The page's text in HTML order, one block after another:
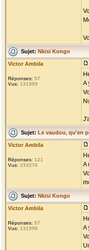
Sujet: Nkisi Kongo
Victor Ambila
Réponses: 57
Vus: 131999
A
Sujet: Le vaudou, qu'en
Victor Ambila
Réponses: 121
Vus: 233276
A
Sujet: Nkisi Kongo
Victor Ambila
Réponses: 57
Vus: 131999
A